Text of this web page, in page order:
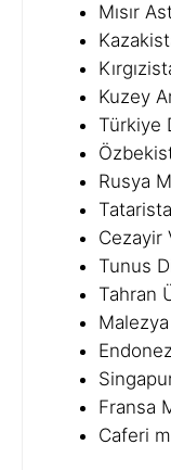
Mısır
Kuzey
Türkiye
Rusya
Cezayir
Tunus
Tahran
Fransa
Caferi